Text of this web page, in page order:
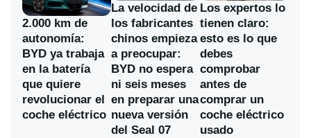
2.000 km de
autonomía:
BYD ya trabaja
en la batería
que quiere
revolucionar el
coche eléctrico
La velocidad de
los fabricantes
chinos empieza
a preocupar:
BYD no espera
ni seis meses
en preparar una
nueva versión
del Seal 07
Los expertos lo
tienen claro:
esto es lo que
debes
comprobar
antes de
comprar un
coche eléctrico
usado